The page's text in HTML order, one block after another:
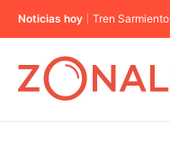
Noticias hoy Tren Sarmiento